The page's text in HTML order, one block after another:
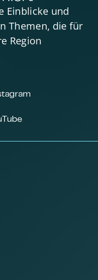
Einblicke und
Themen, die für
Region